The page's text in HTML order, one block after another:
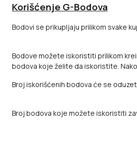
Korišćenje G-Bodova
Bodovi se prikupljaju prilikom svake
Bodove možete iskoristiti prilikom
bodova koje želite da iskoristite.
Broj iskorišćenih bodova će se
Broj bodova koje možete iskoristiti